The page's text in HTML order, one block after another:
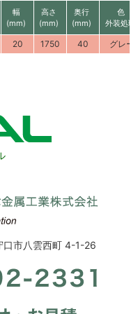
幅
(mm)
高さ
(mm)
奥行
(mm)
色
外装処理
20 1750 40 グレー
市八雲西町 4-1-26